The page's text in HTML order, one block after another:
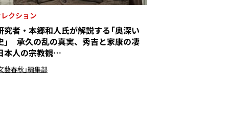
クション
究者・本郷和人氏が解説する「奥深い
」 承久の乱の真実、秀吉と家康の凄
本人の宗教観…
藝春秋」編集部